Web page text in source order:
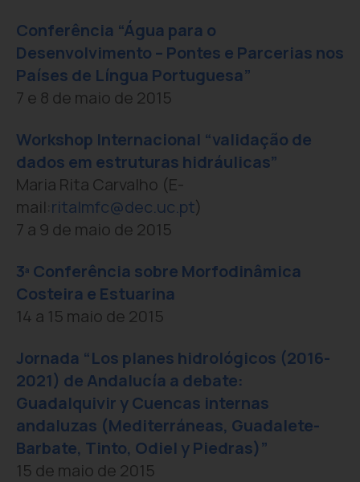
Conferência “Água para o
Desenvolvimento – Pontes e Parcerias nos
Países de Língua Portuguesa”
7 e 8 de maio de 2015
Workshop Internacional “validação de
dados em estruturas hidráulicas”
Maria Rita Carvalho (E-
mail:ritalmfc@dec.uc.pt)
7 a 9 de maio de 2015
3ª Conferência sobre Morfodinâmica
Costeira e Estuarina
14 a 15 maio de 2015
Jornada “Los planes hidrológicos (2016-
2021) de Andalucía a debate:
Guadalquivir y Cuencas internas
andaluzas (Mediterráneas, Guadalete-
Barbate, Tinto, Odiel y Piedras)”
15 de maio de 2015